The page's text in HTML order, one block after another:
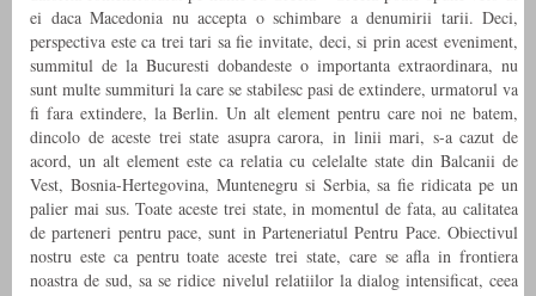
ei daca Macedonia nu accepta o schimbare a denumirii tarii. Deci,
perspectiva este ca trei tari sa fie invitate, deci, si prin acest eveniment,
summitul de la Bucuresti dobandeste o importanta extraordinara, nu
sunt multe summituri la care se stabilesc pasi de extindere, urmatorul va
fi fara extindere, la Berlin. Un alt element pentru care noi ne batem,
dincolo de aceste trei state asupra carora, in linii mari, s-a cazut de
acord, un alt element este ca relatia cu celelalte state din Balcanii de
Vest, Bosnia-Hertegovina, Muntenegru si Serbia, sa fie ridicata pe un
palier mai sus. Toate aceste trei state, in momentul de fata, au calitatea
de parteneri pentru pace, sunt in Parteneriatul Pentru Pace. Obiectivul
nostru este ca pentru toate aceste trei state, care se afla in frontiera
noastra de sud, sa se ridice nivelul relatiilor la dialog intensificat, ceea